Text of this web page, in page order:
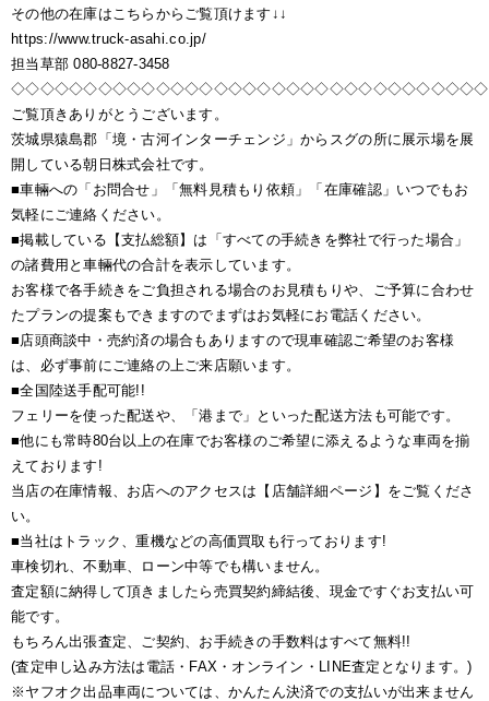
その他の在庫はこちらからご覧頂けます↓↓
https://www.truck-asahi.co.jp/
担当草部 080-8827-3458
ご覧頂きありがとうございます。
茨城県猿島郡「境・古河インターチェンジ」からスグの所に展示場を展
開している朝日株式会社です。
■車輛への「お問合せ」「無料見積もり依頼」「在庫確認」いつでもお
気軽にご連絡ください。
■掲載している【支払総額】は「すべての手続きを弊社で行った場合」
の諸費用と車輛代の合計を表示しています。
お客様で各手続きをご負担される場合のお見積もりや、ご予算に合わせ
たプランの提案もできますのでまずはお気軽にお電話ください。
■店頭商談中・売約済の場合もありますので現車確認ご希望のお客様
は、必ず事前にご連絡の上ご来店願います。
■全国陸送手配可能!!
フェリーを使った配送や、「港まで」といった配送方法も可能です。
■他にも常時80台以上の在庫でお客様のご希望に添えるような車両を揃
えております!
当店の在庫情報、お店へのアクセスは【店舗詳細ページ】をご覧くださ
い。
■当社はトラック、重機などの高価買取も行っております!
車検切れ、不動車、ローン中等でも構いません。
査定額に納得して頂きましたら売買契約締結後、現金ですぐお支払い可
能です。
もちろん出張査定、ご契約、お手続きの手数料はすべて無料!!
(査定申し込み方法は電話・FAX・オンライン・LINE査定となります。)
※ヤフオク出品車両については、かんたん決済での支払いが出来ません